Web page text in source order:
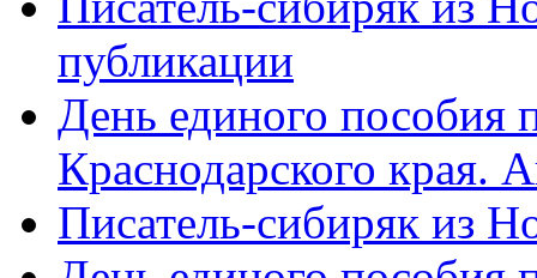
публикации
День единого пособия
Краснодарского края.
Писатель-сибиряк из